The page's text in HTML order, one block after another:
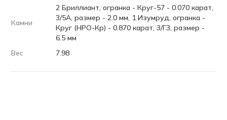
Камни
2 Бриллиант, огранка - Круг-57 - 0.070 карат,
3/5А, размер - 2.0 мм, 1 Изумруд, огранка -
Круг (НРО-Кр) - 0.870 карат, 3/Г3, размер -
6.5 мм
Вес
7.98